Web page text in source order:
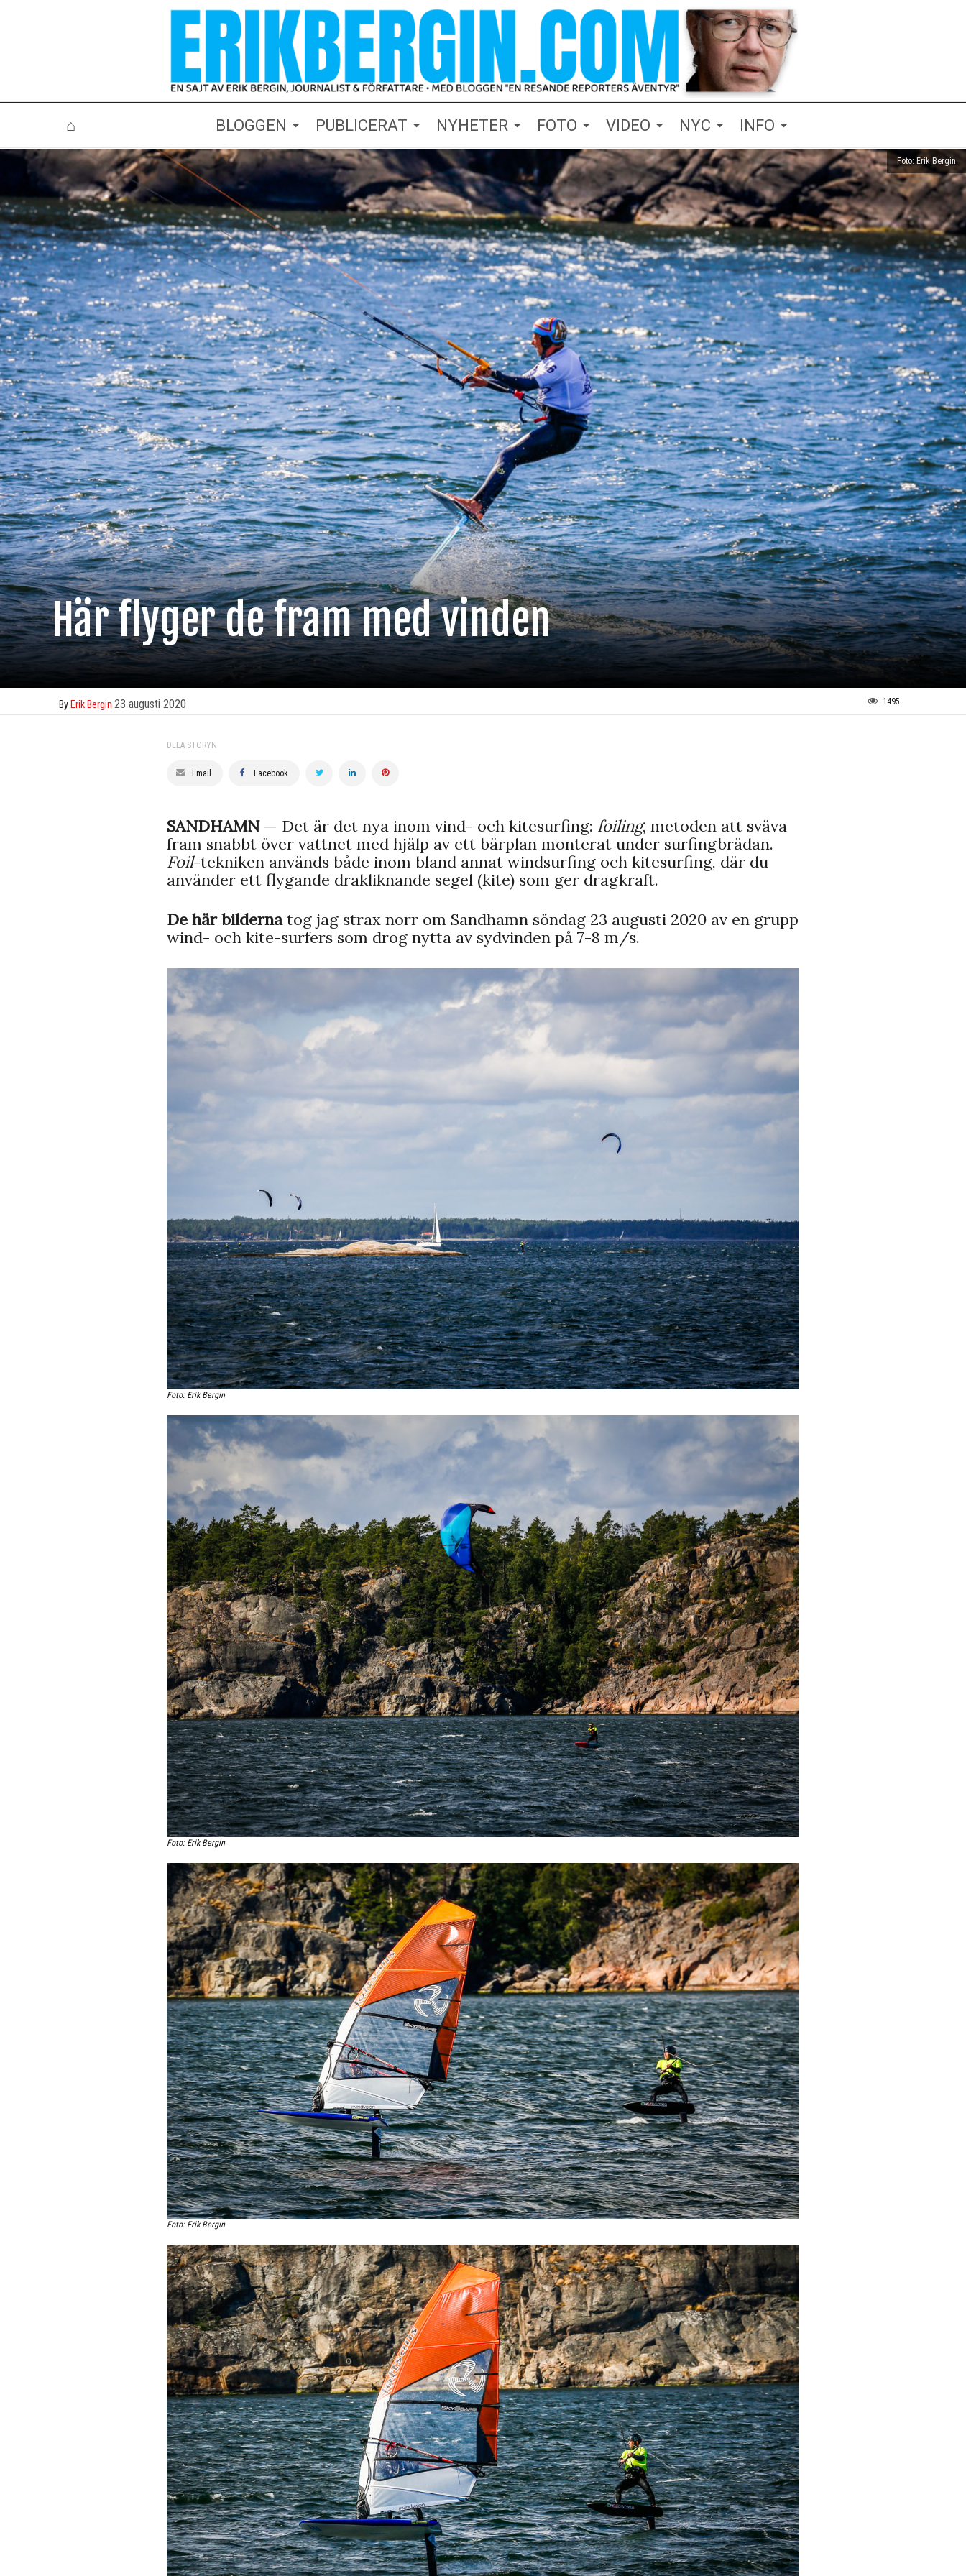
BLOGGEN PUBLICERAT NYHETER FOTO VIDEO NYC INFO
⌂
Foto: Erik Bergin
Här flyger de fram med vinden
ByErik Bergin 23 augusti 2020 1495
DELA STORYN
Email Facebook
SANDHAMN— Det är det nya inom vind- och kitesurfing: foiling, metoden att sväva
fram snabbt över vattnet med hjälp av ett bärplan monterat under surfingbrädan.
Foil-tekniken används både inom bland annat windsurfing och kitesurfing, där du
använder ett flygande drakliknande segel (kite) som ger dragkraft.
De här bildernatog jag strax norr om Sandhamn söndag 23 augusti 2020 av en grupp
wind- och kite-surfers som drog nytta av sydvinden på 7-8 m/s.
Foto: Erik Bergin
Foto: Erik Bergin
Foto: Erik Bergin